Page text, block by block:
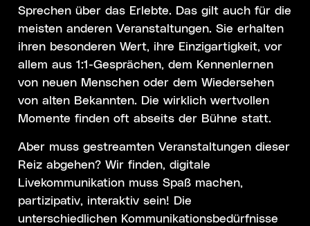
Sprechen über das Erlebte. Das gilt auch für die
meisten anderen Veranstaltungen. Sie erhalten
ihren besonderen Wert, ihre Einzigartigkeit, vor
allem aus 1:1-Gesprächen, dem Kennenlernen
von neuen Menschen oder dem Wiedersehen
von alten Bekannten. Die wirklich wertvollen
Momente finden oft abseits der Bühne statt.
Aber muss gestreamten Veranstaltungen dieser
Reiz abgehen? Wir finden, digitale
Livekommunikation muss Spaß machen,
partizipativ, interaktiv sein! Die
unterschiedlichen Kommunikationsbedürfnisse